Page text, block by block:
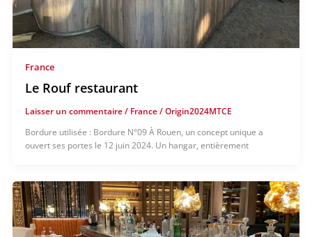
France
Le Rouf restaurant
Laisser un commentaire/ France/Origin2024MTCE
Bordure utilisée : Bordure N°09 À Rouen, un concept unique a
ouvert ses portes le 12 juin 2024. Un hangar, entièrement